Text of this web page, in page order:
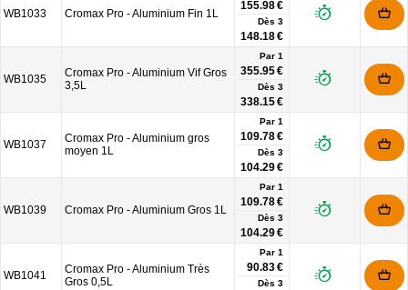
WB1033 Cromax Pro - Aluminium Fin 1L
155.98 €
Dès 3
148.18 €
WB1035
Cromax Pro - Aluminium Vif Gros
3,5L
Par 1
355.95 €
Dès 3
338.15 €
WB1037
Cromax Pro - Aluminium gros
moyen 1L
Par 1
109.78 €
Dès 3
104.29 €
WB1039 Cromax Pro - Aluminium Gros 1L
Par 1
109.78 €
Dès 3
104.29 €
WB1041
Cromax Pro - Aluminium Très
Gros 0,5L
Par 1
90.83 €
Dès 3